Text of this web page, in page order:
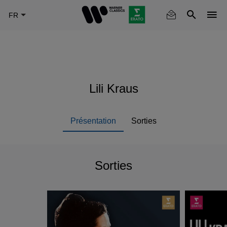
Lili Kraus
Présentation Sorties
Sorties